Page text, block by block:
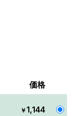
価格
￥ 1,144